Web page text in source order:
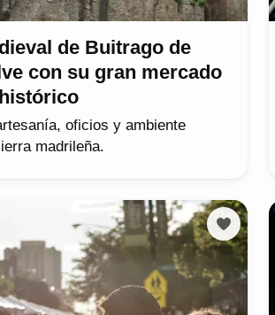
de Buitrago de
con su gran mercado
oficios y ambiente
madrileña.